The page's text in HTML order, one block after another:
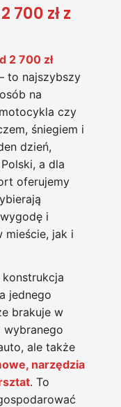
700 zł z
2 700 zł
to najszybszy
na
czy
śniegiem i
dzień,
a dla
oferujemy
i
mieście, jak i
jednego
brakuje w
wybranego
ale także
narzędzia
. To